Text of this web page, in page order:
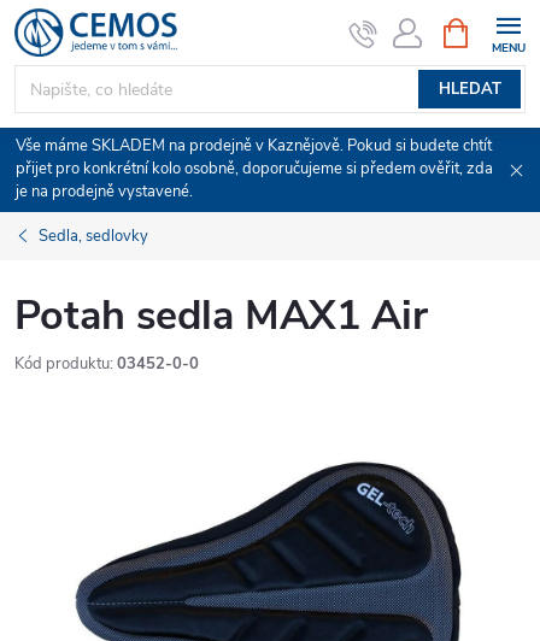
Přejít
na
obsah
HLEDAT
NÁKUPNÍ
KOŠÍK
Vše máme SKLADEM na prodejně v Kaznějově. Pokud si budete chtít
přijet pro konkrétní kolo osobně, doporučujeme si předem ověřit, zda
je na prodejně vystavené.
Sedla, sedlovky
Potah sedla MAX1 Air
Kód produktu: 03452-0-0